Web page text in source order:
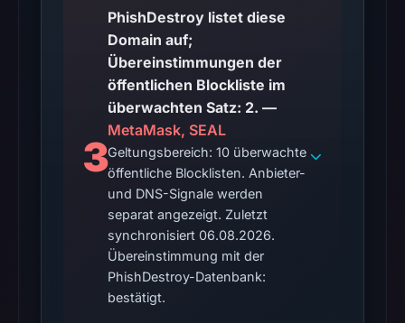
available;
current
reachability
is
unverified.
Other
observations:
Google
Safe
Browsing
recorded
3
PhishDestroy listet diese
Domain auf;
Übereinstimmungen der
öffentlichen Blockliste im
überwachten Satz: 2. —
MetaMask, SEAL
Geltungsbereich: 10 überwachte
öffentliche Blocklisten. Anbieter-
und DNS-Signale werden
separat angezeigt. Zuletzt
synchronisiert 06.08.2026.
Übereinstimmung mit der
PhishDestroy-Datenbank:
bestätigt.